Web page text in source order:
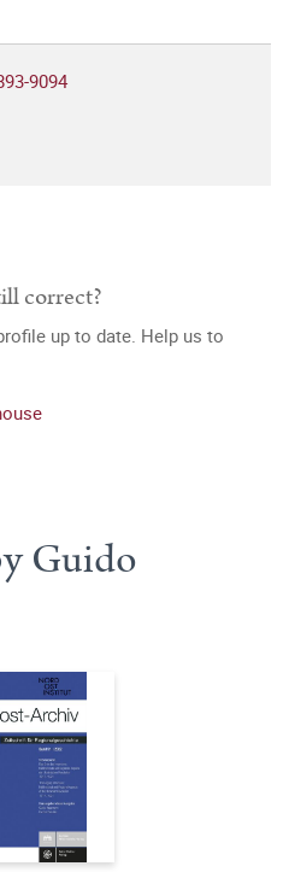
9094
correct?
up to date. Help us to
Guido